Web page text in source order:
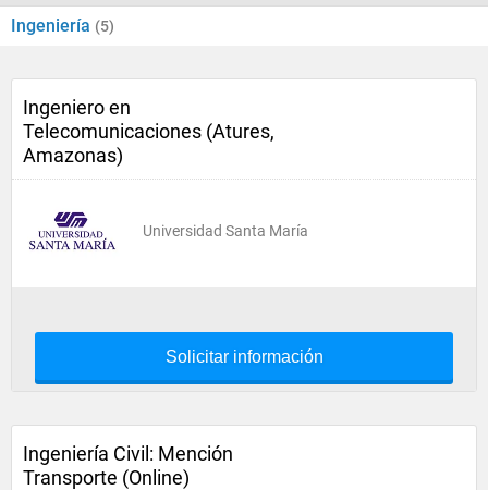
Ingeniería (5)
Ingeniero en
Telecomunicaciones (Atures,
Amazonas)
Universidad Santa María
Solicitar información
Ingeniería Civil: Mención
Transporte (Online)